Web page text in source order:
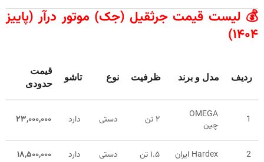
💰 لیست قیمت جرثقیل (جک) موتور درآر (پاییز
۱۴۰۴)
ردیف مدل و برند ظرفیت نوع تاشو
قیمت
حدودی
1
OMEGA
چین
۲ تن دستی دارد ۲۳,۰۰۰,۰۰۰
2 Hardex ایران ۱.۵ تن دستی دارد ۱۸,۵۰۰,۰۰۰